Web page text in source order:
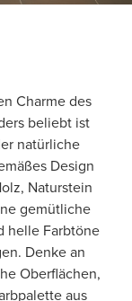
Charme des
beliebt ist
natürliche
Design
Naturstein
gemütliche
helle Farbtöne
Denke an
Oberflächen,
aus